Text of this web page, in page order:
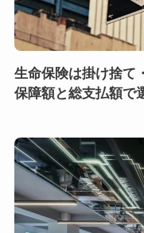
生命保険は掛け捨て
保障額と総支払額で